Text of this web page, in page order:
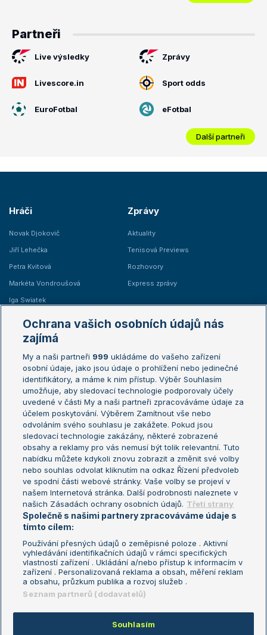
Partneři
Live výsledky Zprávy
Livescore.in Sport odds
EuroFotbal eFotbal
Další partneři
Hráči
Novak Djokovič
Jiří Lehečka
Petra Kvitová
Markéta Vondroušová
Iga Swiatek
Zprávy
Aktuality
Tenisová Previews
Rozhovory
Express zprávy
Žebříčky
Žebříček ATP (muži)
Žebříček WTA (ženy)
Sázkařský žebříček
Australian Open
French Open
Wimbledon
US Open
Turnaj mistrů
Turnaj mistryň
Aktualní trendy
Fotbalové přestupy
Livesport Daily
LS Prague Open
Podmínky užití
Nastavení soukromí
GDPR a žurnalistika
Reklama
Kontakt
Informace o zpracování osobních
údajů
Ochrana vašich osobních údajů nás
zajímá
My a naši partneři 999 ukládáme do vašeho zařízení
osobní údaje, jako jsou údaje o prohlížení nebo jedinečné
identifikátory, a máme k nim přístup. Výběr Souhlasím
umožňuje, aby sledovací technologie podporovaly účely
uvedené v části My a naši partneři zpracováváme údaje za
účelem poskytování. Výběrem Zamítnout vše nebo
odvoláním svého souhlasu je zakážete. Pokud jsou
sledovací technologie zakázány, některé zobrazené
obsahy a reklamy pro vás nemusí být tolik relevantní. Tuto
nabídku můžete kdykoli znovu zobrazit a změnit své volby
nebo souhlas odvolat kliknutím na odkaz Řízení předvoleb
ve spodní části webové stránky. Vaše volby se projeví v
našem Internetová stránka. Další podrobnosti naleznete v
našich Zásadách ochrany osobních údajů. Třetí strany
Společně s našimi partnery zpracováváme údaje s
tímto cílem:
Používání přesných údajů o zeměpisné poloze . Aktivní
vyhledávání identifikačních údajů v rámci specifických
vlastností zařízení . Ukládání a/nebo přístup k informacím v
zařízení . Personalizovaná reklama a obsah, měření reklam
a obsahu, průzkum publika a rozvoj služeb .
Seznam partnerů (dodavatelů)
Souhlasím